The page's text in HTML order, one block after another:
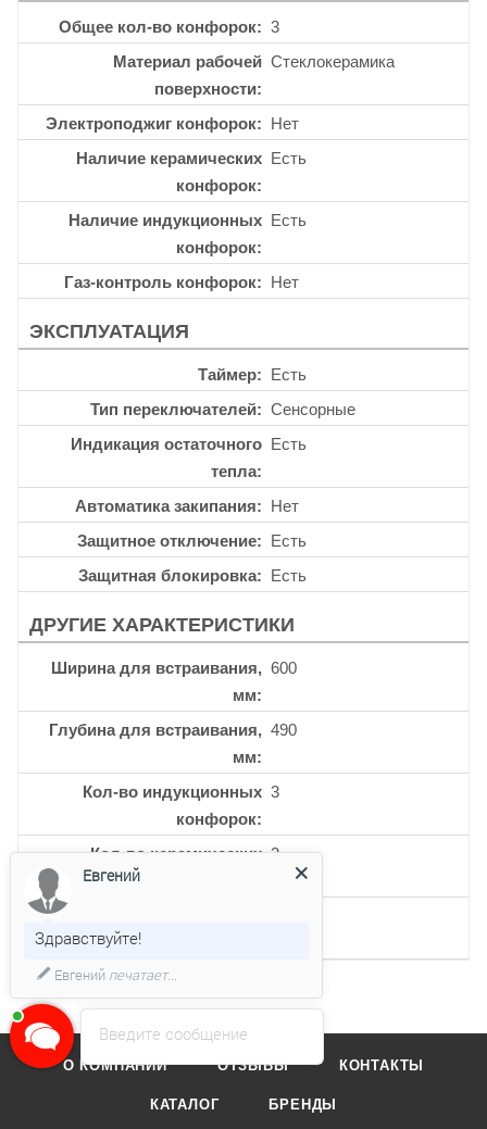
Общее кол-во конфорок
3
Материал рабочей
поверхности
Стеклокерамика
Электроподжиг конфорок
Нет
Наличие керамических
конфорок
Есть
Наличие индукционных
конфорок
Есть
Газ-контроль конфорок Нет
ЭКСПЛУАТАЦИЯ
Таймер
Есть
Тип переключателей
Сенсорные
Индикация остаточного
тепла
Есть
Автоматика закипания
Нет
Защитное отключение
Есть
Защитная блокировка
Есть
ДРУГИЕ ХАРАКТЕРИСТИКИ
Ширина для встраивания,
мм
600
Глубина для встраивания,
мм
490
Кол-во индукционных
конфорок
3
Кол-во керамических 3
О КОМПАНИИ ОТЗЫВЫ КОНТАКТЫ
КАТАЛОГ БРЕНДЫ
Введите сообщение
Евгений
Здравствуйте!
Евгенийпечатает...